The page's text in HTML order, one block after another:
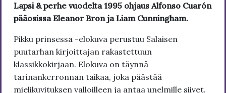
Lapsi & perhe vuodelta 1995 ohjaus Alfonso Cuarón
pääosissa Eleanor Bron ja Liam Cunningham.
Pikku prinsessa -elokuva perustuu Salaisen
puutarhan kirjoittajan rakastettuun
klassikkokirjaan. Elokuva on täynnä
tarinankerronnan taikaa, joka päästää
mielikuvituksen valloilleen ja antaa unelmille siivet.